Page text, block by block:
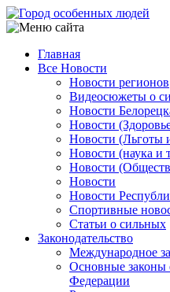
Перейти
к
содержанию
Main
navigation
Главная
Все Новости
Новости регионов
Видеосюжеты о
Новости
Новости
Новости (Льготы
Новости (наука и
Новости
Новости
Новости
Спортивные
Статьи о сильных
Законодательство
Международное
Основные законы
Федерации